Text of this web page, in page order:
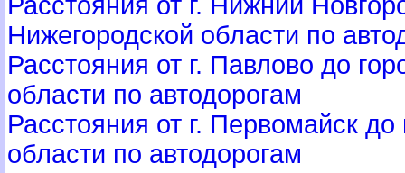
Нижегородской области по
Расстояния от г. Павлово до
области по автодорогам
Расстояния от г. Первомайск
области по автодорогам